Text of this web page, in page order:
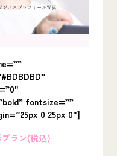
fontsize=””
0 25px 0″]
ラン(税込)